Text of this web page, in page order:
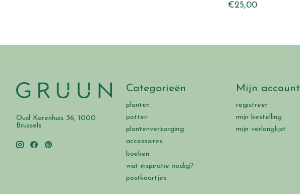
€25,00
Oud Korenhuis 36, 1000
Brussels
Categorieën
planten
potten
plantenverzorging
accessoires
boeken
wat inspiratie nodig?
postkaartjes
Mijn account
registreer
mijn bestelling
mijn verlanglijst